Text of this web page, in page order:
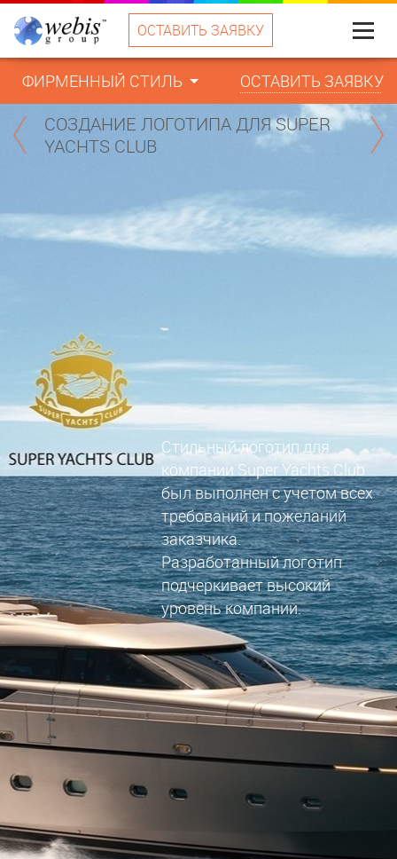
ОСТАВИТЬ ЗАЯВКУ Меню
ФИРМЕННЫЙ СТИЛЬ ОСТАВИТЬ ЗАЯВКУ
СОЗДАНИЕ ЛОГОТИПА ДЛЯ SUPER
YACHTS CLUB
Стильный логотип для
компании Super Yachts Club
был выполнен с учетом всех
требований и пожеланий
заказчика.
Разработанный логотип
подчеркивает высокий
уровень компании.